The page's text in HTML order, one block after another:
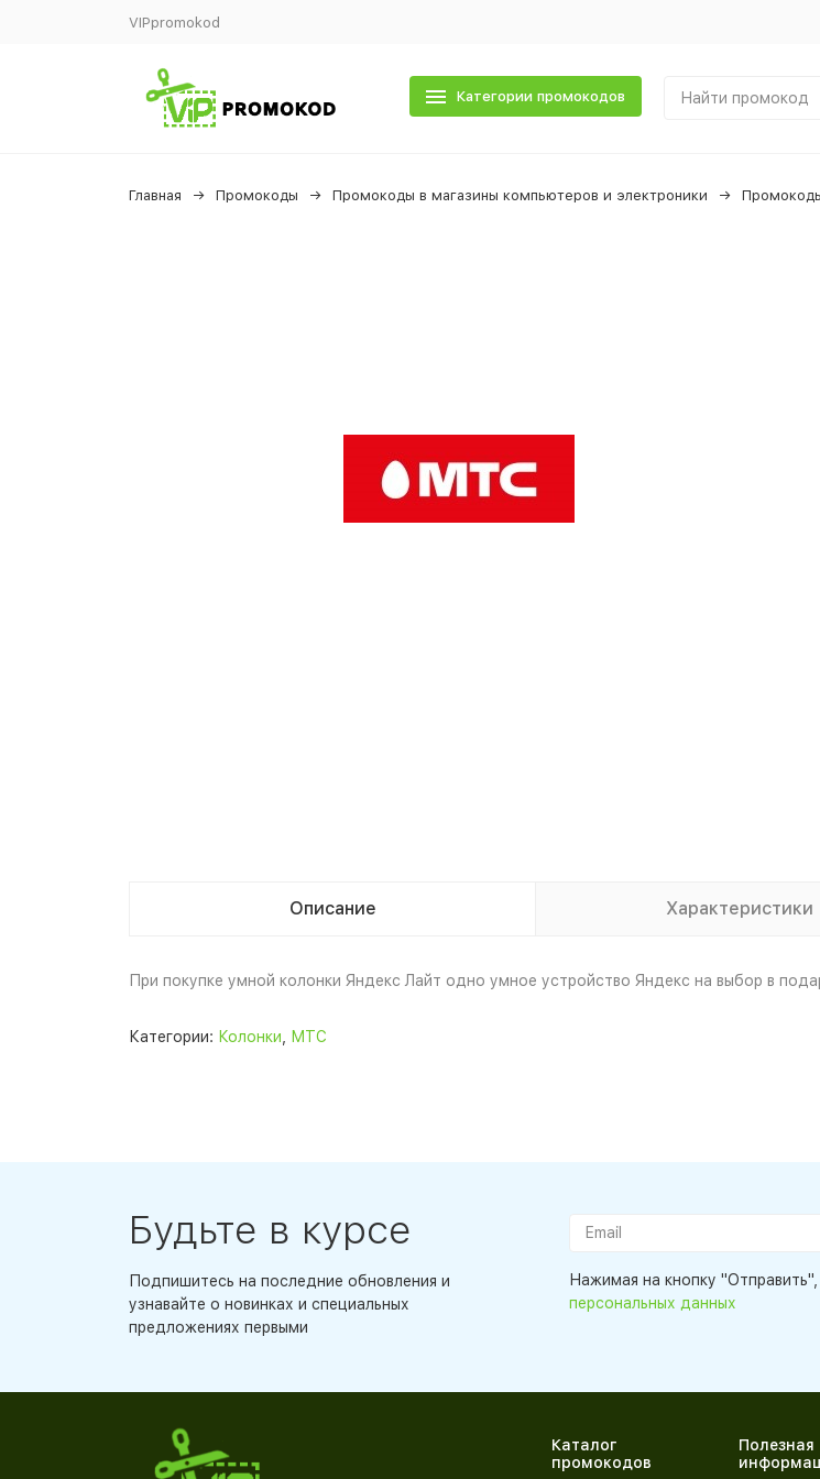
VIPpromokod
Категории промокодов
Главная Промокоды Промокоды в магазины компьютеров и электроники
Описание Характеристики
При покупке умной колонки Яндекс Лайт одно умное устройство Яндекс на выбор в
Категории: Колонки МТС
Будьте в курсе
Подпишитесь на последние обновления и
узнавайте о новинках и специальных
предложениях первыми
Нажимая на кнопку
персональных данных
Каталог
промокодов
Полезная